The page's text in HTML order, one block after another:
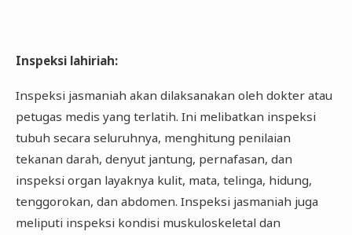
Inspeksi lahiriah:
Inspeksi jasmaniah akan dilaksanakan oleh dokter atau
petugas medis yang terlatih. Ini melibatkan inspeksi
tubuh secara seluruhnya, menghitung penilaian
tekanan darah, denyut jantung, pernafasan, dan
inspeksi organ layaknya kulit, mata, telinga, hidung,
tenggorokan, dan abdomen. Inspeksi jasmaniah juga
meliputi inspeksi kondisi muskuloskeletal dan